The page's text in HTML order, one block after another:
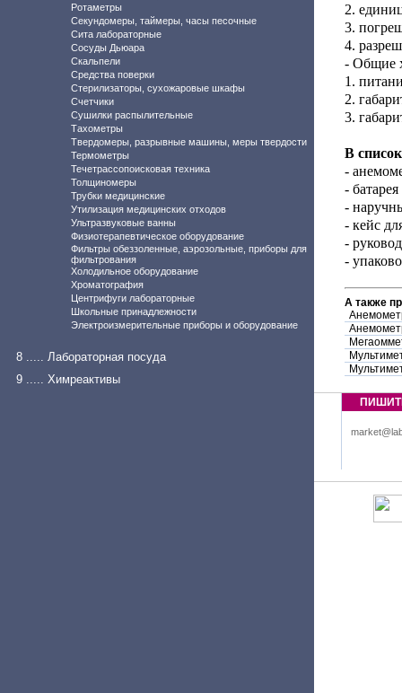
Ротаметры
Секундомеры, таймеры, часы песочные
Сита лабораторные
Сосуды Дьюара
Скальпели
Средства поверки
Стерилизаторы, сухожаровые шкафы
Счетчики
Сушилки распылительные
Тахометры
Твердомеры, разрывные машины, меры твердости
Термометры
Течетрассопоисковая техника
Толщиномеры
Трубки медицинские
Утилизация медицинских отходов
Ультразвуковые ванны
Физиотерапевтическое оборудование
Фильтры обеззоленные, аэрозольные, приборы для
фильтрования
Холодильное оборудование
Хроматография
Центрифуги лабораторные
Школьные принадлежности
Электроизмерительные приборы и оборудование
8 ..... Лабораторная посуда
9 ..... Химреактивы
2.
3.
4.
- Общие
1.
2.
3.
В
-
-
-
- кейс
-
-
А также